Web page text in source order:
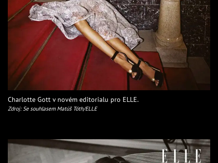
Charlotte Gott v novém editorialu pro ELLE.
Zdroj: Se souhlasem Matúš Tóth/ELLE